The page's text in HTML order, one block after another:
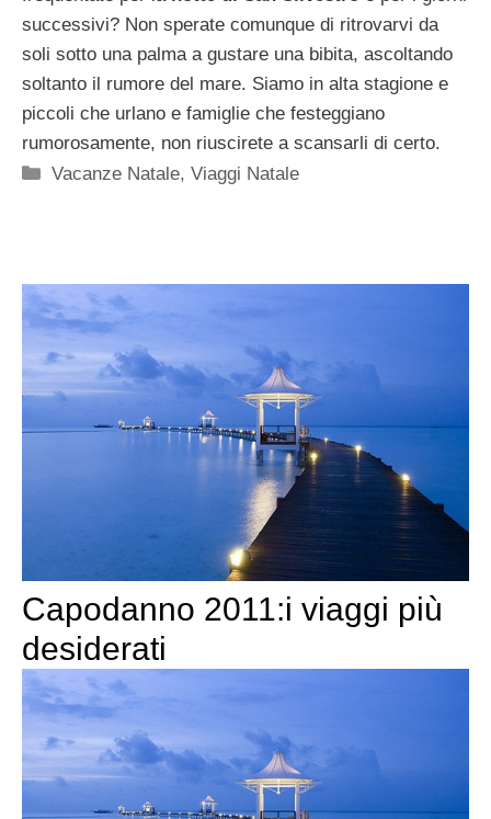
successivi? Non sperate comunque di ritrovarvi da
soli sotto una palma a gustare una bibita, ascoltando
soltanto il rumore del mare. Siamo in alta stagione e
piccoli che urlano e famiglie che festeggiano
rumorosamente, non riuscirete a scansarli di certo.
Categorie
Vacanze Natale,Viaggi Natale
Capodanno 2011:i viaggi più
desiderati